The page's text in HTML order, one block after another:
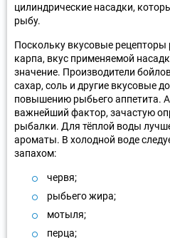
цилиндрические насадки,
рыбу.
Поскольку вкусовые
карпа, вкус применяемой
значение. Производители
сахар, соль и другие вкусовые
повышению рыбьего аппетита.
важнейший фактор, зачастую
рыбалки. Для тёплой воды
ароматы. В холодной воде
запахом:
червя;
рыбьего жира;
мотыля;
перца;